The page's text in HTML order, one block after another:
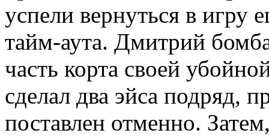
успели вернуться в игру
тайм-аута. Дмитрий
часть корта своей
сделал два эйса подряд,
поставлен отменно.